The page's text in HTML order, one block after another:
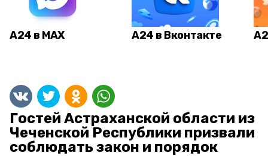
А24 в MAX А24 в Вконтакте
Гостей Астраханской области из
Чеченской Республики призвали
соблюдать закон и порядок